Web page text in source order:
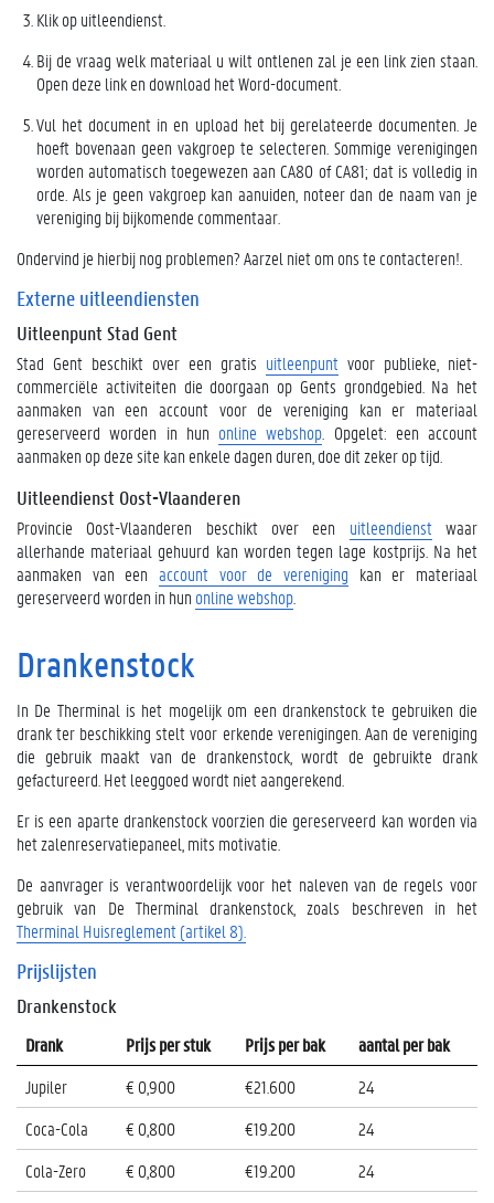
Klik op uitleendienst.
Bij de vraag welk materiaal u wilt ontlenen zal je een link zien staan.
Open deze link en download het Word-document.
Vul het document in en upload het bij gerelateerde documenten. Je
hoeft bovenaan geen vakgroep te selecteren. Sommige verenigingen
worden automatisch toegewezen aan CA80 of CA81; dat is volledig in
orde. Als je geen vakgroep kan aanuiden, noteer dan de naam van je
vereniging bij bijkomende commentaar.
Ondervind je hierbij nog problemen? Aarzel niet om ons te contacteren!.
Externe uitleendiensten
Uitleenpunt Stad Gent
Stad Gent beschikt over een gratis uitleenpunt voor publieke, niet-
commerciële activiteiten die doorgaan op Gents grondgebied. Na het
aanmaken van een account voor de vereniging kan er materiaal
gereserveerd worden in hun online webshop . Opgelet: een account
aanmaken op deze site kan enkele dagen duren, doe dit zeker op tijd.
Uitleendienst Oost-Vlaanderen
Provincie Oost-Vlaanderen beschikt over een uitleendienstwaar
allerhande materiaal gehuurd kan worden tegen lage kostprijs. Na het
aanmaken van een account voor de vereniging kan er materiaal
gereserveerd worden in hun online webshop
Drankenstock
In De Therminal is het mogelijk om een drankenstock te gebruiken die
drank ter beschikking stelt voor erkende verenigingen. Aan de vereniging
die gebruik maakt van de drankenstock, wordt de gebruikte drank
gefactureerd. Het leeggoed wordt niet aangerekend.
Er is een aparte drankenstock voorzien die gereserveerd kan worden via
het zalenreservatiepaneel, mits motivatie.
De aanvrager is verantwoordelijk voor het naleven van de regels voor
gebruik van De Therminal drankenstock, zoals beschreven in het
Therminal Huisreglement (artikel 8).
Prijslijsten
Drankenstock
Drank Prijs per stuk Prijs per bak
aantal per bak
Jupiler
€ 0,900 €21.600
24
Coca-Cola
€ 0,800 €19.200
24
Cola-Zero
€ 0,800 €19.200
24